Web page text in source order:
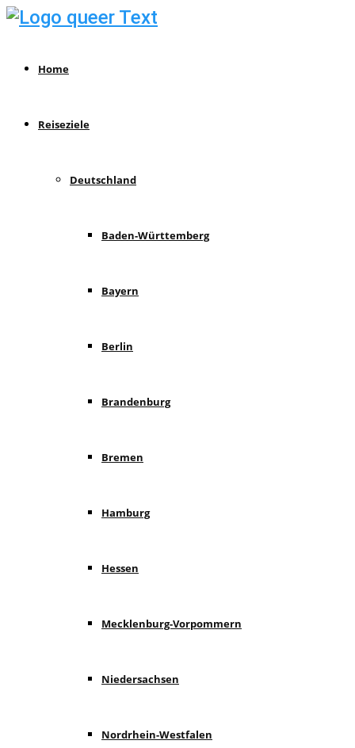
Home
Reiseziele
Deutschland
Baden-Württemberg
Bayern
Berlin
Brandenburg
Bremen
Hamburg
Hessen
Mecklenburg-Vorpommern
Niedersachsen
Nordrhein-Westfalen